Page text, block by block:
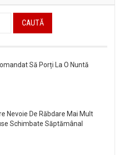
Să Porți La O Nuntă
Nevoie De Răbdare Mai Mult
Schimbate Săptămânal